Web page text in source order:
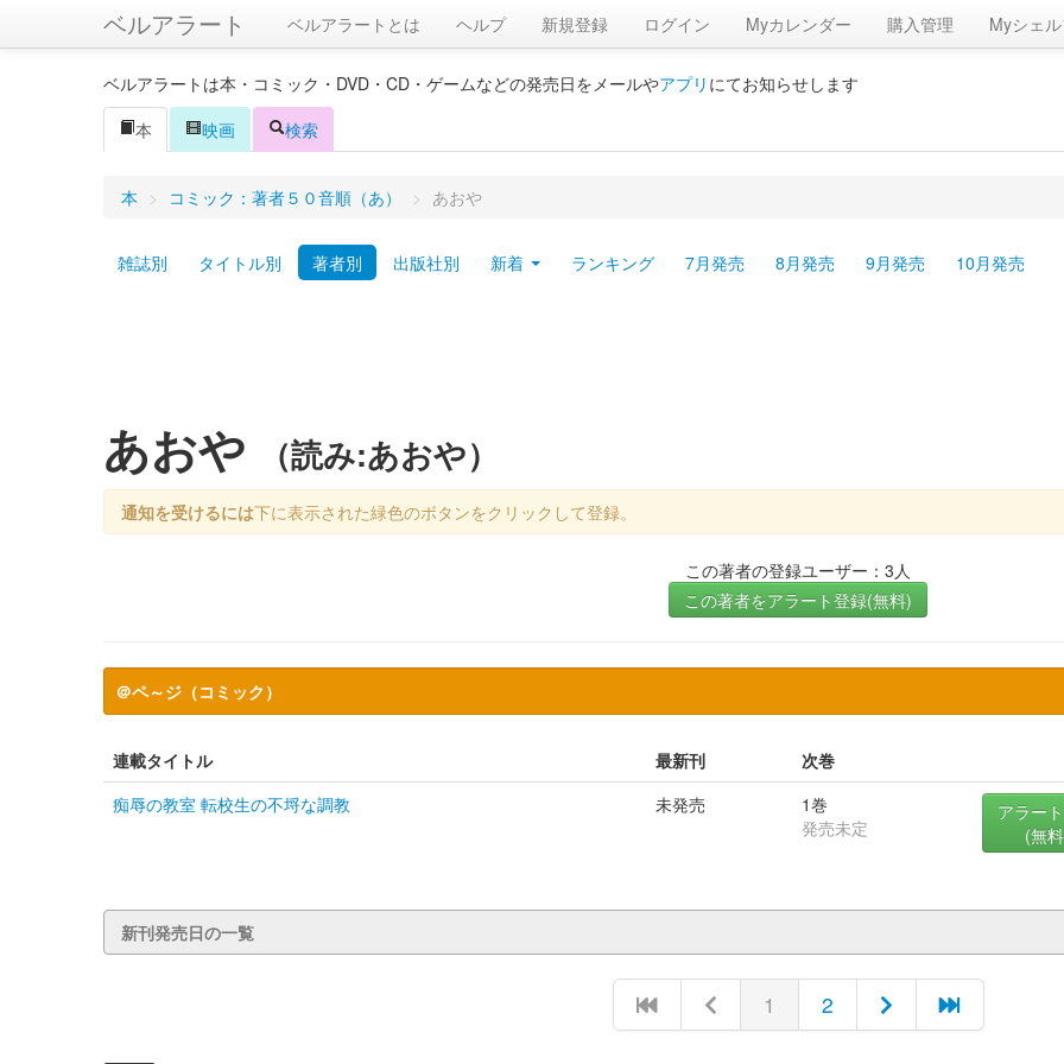
ベルアラート ベルアラートとは ヘルプ 新規登録 ログイン Myカレンダー 購入管理 Myシェ
ベルアラートは本・コミック・DVD・CD・ゲームなどの発売日をメールやアプリ にてお知らせします
本
映画 検索
本 > コミック：著者５０音順（あ） > あおや
雑誌別 タイトル別 著者別 出版社別 新着 ランキング 7月発売 8月発売 9月発売 10月発売
あおや （読み:あおや）
通知を受けるには下に表示された緑色のボタンをクリックして登録。
この著者の登録ユーザー：3人
この著者をアラート登録(無料)
＠ペ～ジ（コミック）
連載タイトル 最新刊
次巻
痴辱の教室 転校生の不埒な調教
未発売
1巻
発売未定
アラー
(無
新刊発売日の一覧
1 2